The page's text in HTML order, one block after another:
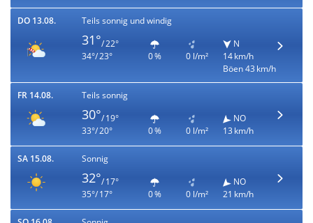
DO 13.08. Teils sonnig und windig
31°/ 22°
34°/ 23°
0 % 0 l/m²
N
14 km/h
Böen 43 km/h
FR 14.08. Teils sonnig
30°/ 19°
33°/ 20°
0 % 0 l/m²
NO
13 km/h
SA 15.08. Sonnig
32°/ 17°
35°/ 17°
0 % 0 l/m²
NO
21 km/h